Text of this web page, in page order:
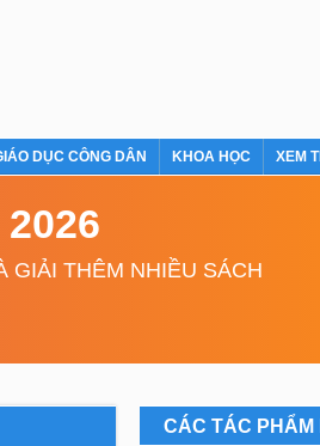
DỤC CÔNG DÂN KHOA HỌC XEM
GIẢI THÊM NHIỀU SÁCH
CÁC TÁC PHẨM